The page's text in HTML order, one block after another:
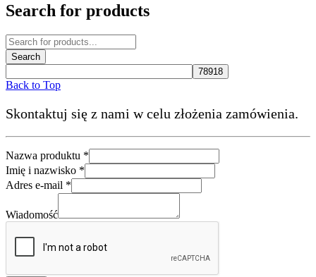
Search for products
Back to Top
Skontaktuj się z nami w celu złożenia zamówienia.
i
Wiadomość
Adres
Nazwa produktu *
Imię i nazwisko *
Adres e-mail *
Wiadomość